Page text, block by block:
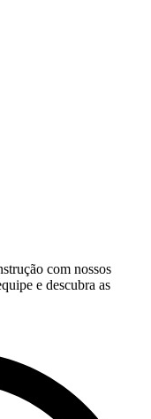
com nossos
e descubra as